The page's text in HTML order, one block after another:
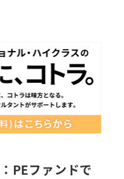
PEファンドで